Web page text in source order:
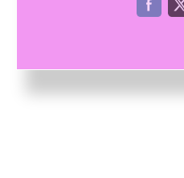
награђивати их за доследност.